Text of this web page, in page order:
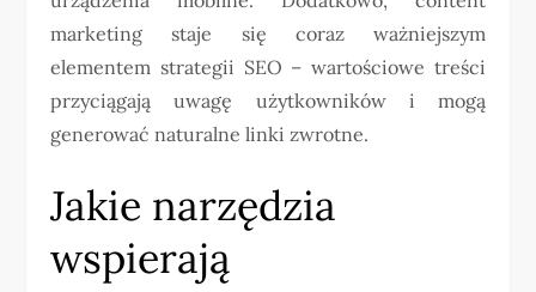
marketing staje się coraz ważniejszym
elementem strategii SEO – wartościowe treści
przyciągają uwagę użytkowników i mogą
generować naturalne linki zwrotne.
Jakie narzędzia
wspierają